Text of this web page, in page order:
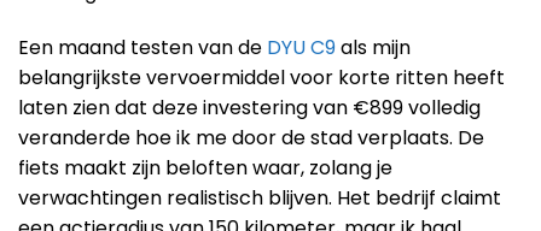
Een maand testen van de DYU C9als mijn
belangrijkste vervoermiddel voor korte ritten heeft
laten zien dat deze investering van €899 volledig
veranderde hoe ik me door de stad verplaats. De
fiets maakt zijn beloften waar, zolang je
verwachtingen realistisch blijven. Het bedrijf claimt